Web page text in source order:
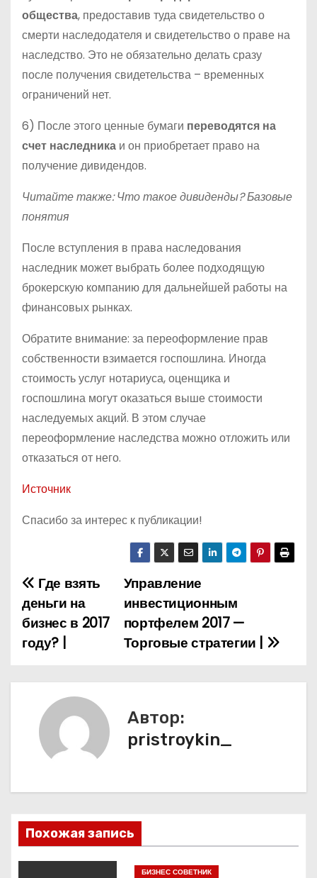
общества, предоставив туда свидетельство о
смерти наследодателя и свидетельство о праве на
наследство. Это не обязательно делать сразу
после получения свидетельства – временных
ограничений нет.
6) После этого ценные бумаги переводятся на
счет наследника и он приобретает право на
получение дивидендов.
Читайте также: Что такое дивиденды? Базовые
понятия
После вступления в права наследования
наследник может выбрать более подходящую
брокерскую компанию для дальнейшей работы на
финансовых рынках.
Обратите внимание: за переоформление прав
собственности взимается госпошлина. Иногда
стоимость услуг нотариуса, оценщика и
госпошлина могут оказаться выше стоимости
наследуемых акций. В этом случае
переоформление наследства можно отложить или
отказаться от него.
Источник
Спасибо за интерес к публикации!
Н
а
в
и
и
я
п
Управление
инвестиционным
портфелем 2017 —
Торговые стратегии |
Где взять
деньги на
бизнес в 2017
году? |
Автор:
pristroykin_
Похожая запись
БИЗНЕС СОВЕТНИК